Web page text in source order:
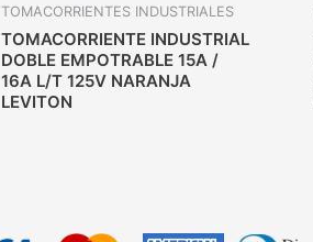
TOMACORRIENTES INDUSTRIALES
TOMACORRIENTE INDUSTRIAL
DOBLE EMPOTRABLE 15A /
16A L/T 125V NARANJA
LEVITON